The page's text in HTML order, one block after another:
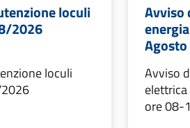
loculi
2026
loculi
Avviso
Avviso
ore 08-